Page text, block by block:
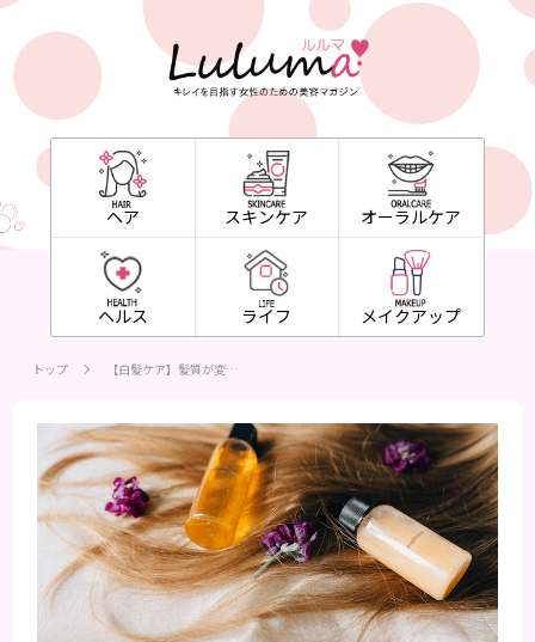
ヘア スキンケア オーラルケア
ヘルス ライフ メイクアップ
トップ 【白髪ケア】髪質が変…